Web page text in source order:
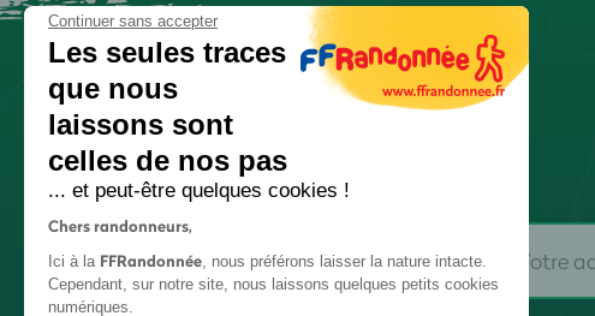
Continuer sans accepter
Les seules traces
que nous
laissons sont
celles de nos pas
... et peut-être quelques cookies !
Chers randonneurs,
Ici à la FFRandonnée, nous préférons laisser la nature intacte.
Cependant, sur notre site, nous laissons quelques petits cookies
numériques.